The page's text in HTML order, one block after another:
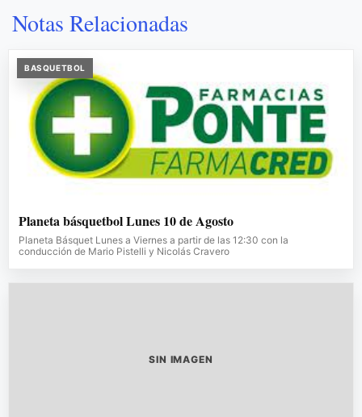
Notas Relacionadas
BASQUETBOL
Planeta básquetbol Lunes 10 de Agosto
Planeta Básquet Lunes a Viernes a partir de las 12:30 con la
conducción de Mario Pistelli y Nicolás Cravero
SIN IMAGEN